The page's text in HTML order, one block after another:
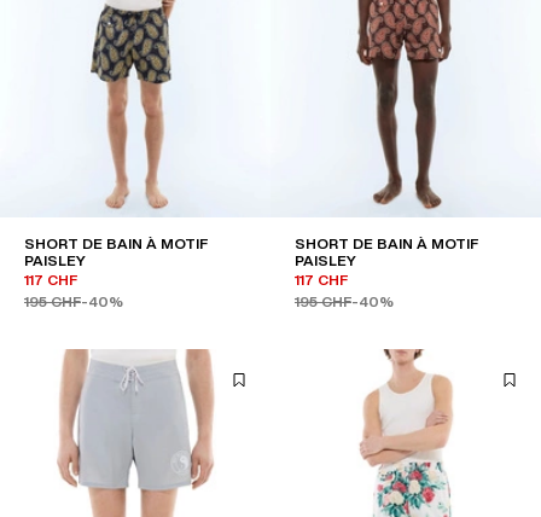
SHORT DE BAIN À MOTIF
PAISLEY
117 CHF
195 CHF-40%
SHORT DE BAIN À MOTIF
PAISLEY
117 CHF
195 CHF-40%